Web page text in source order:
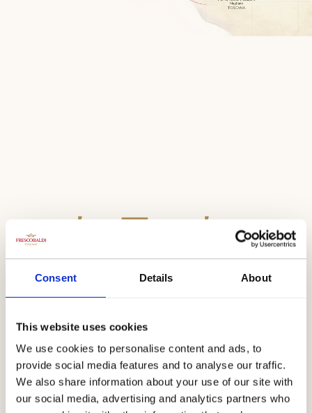
Consent Details About
This website uses cookies
We use cookies to personalise content and ads, to
provide social media features and to analyse our traffic.
We also share information about your use of our site with
our social media, advertising and analytics partners who
レモーレ
古の美しさがある荘厳なロマネスク様式の中世時代の
以上前から記録に残るこの古き教区は、細長い形と珍
しい外壁を特徴とし、
中央にカンパナーリア塔がそびえます。西暦1300年、
アルノ川沿いに
建てられた縮絨機は、フレスコバルディ一族の祖先が